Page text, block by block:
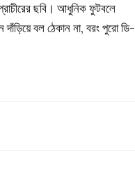
ছবি। আধুনিক ফুটবলে
বল ঠেকান না, বরং পুরো ডি-